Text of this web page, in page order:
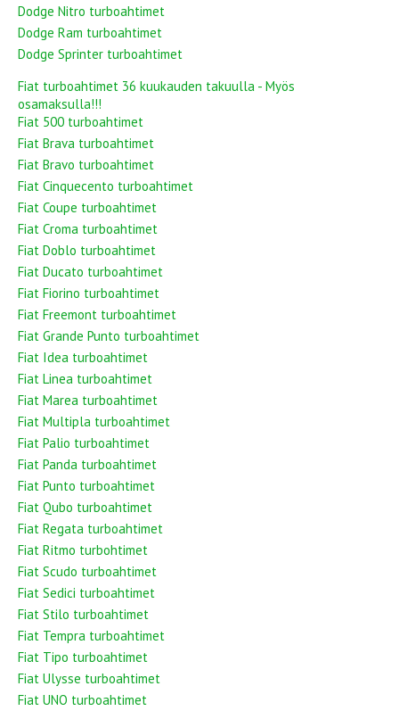
Dodge Nitro turboahtimet
Dodge Ram turboahtimet
Dodge Sprinter turboahtimet
Fiat turboahtimet 36 kuukauden takuulla - Myös
osamaksulla!!!
Fiat 500 turboahtimet
Fiat Brava turboahtimet
Fiat Bravo turboahtimet
Fiat Cinquecento turboahtimet
Fiat Coupe turboahtimet
Fiat Croma turboahtimet
Fiat Doblo turboahtimet
Fiat Ducato turboahtimet
Fiat Fiorino turboahtimet
Fiat Freemont turboahtimet
Fiat Grande Punto turboahtimet
Fiat Idea turboahtimet
Fiat Linea turboahtimet
Fiat Marea turboahtimet
Fiat Multipla turboahtimet
Fiat Palio turboahtimet
Fiat Panda turboahtimet
Fiat Punto turboahtimet
Fiat Qubo turboahtimet
Fiat Regata turboahtimet
Fiat Ritmo turbohtimet
Fiat Scudo turboahtimet
Fiat Sedici turboahtimet
Fiat Stilo turboahtimet
Fiat Tempra turboahtimet
Fiat Tipo turboahtimet
Fiat Ulysse turboahtimet
Fiat UNO turboahtimet